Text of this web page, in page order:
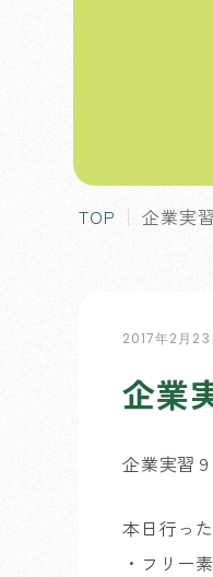
TOP 企業実
2017年2月23
企業
企業実習
本日行っ
・フリー